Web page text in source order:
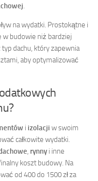
.
na wydatki. Prostokątne i
w budowie niż bardziej
dachu, który zapewnia
aby optymalizować
i izolacji w swoim
całkowite wydatki.
, rynny i inne
koszt budowy. Na
od 400 do 1500 zł za